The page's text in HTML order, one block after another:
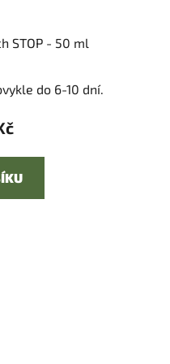
STOP - 50 ml
do 6-10 dní.